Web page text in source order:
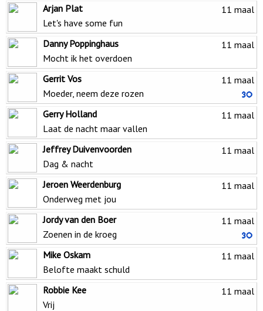
11 maal
Arjan Plat
Let's have some fun
11 maal
Danny Poppinghaus
Mocht ik het overdoen
11 maal
Gerrit Vos
Moeder, neem deze rozen
11 maal
Gerry Holland
Laat de nacht maar vallen
11 maal
Jeffrey Duivenvoorden
Dag & nacht
11 maal
Jeroen Weerdenburg
Onderweg met jou
11 maal
Jordy van den Boer
Zoenen in de kroeg
11 maal
Mike Oskam
Belofte maakt schuld
11 maal
Robbie Kee
Vrij